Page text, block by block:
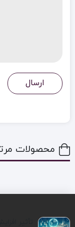
محصولات